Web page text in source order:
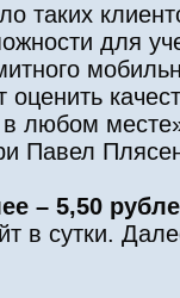
для
любом
Павел
– 5,50
в сутки.